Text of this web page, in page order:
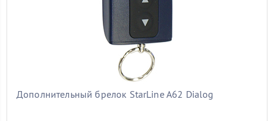
Дополнительный брелок StarLine A62 Dialog